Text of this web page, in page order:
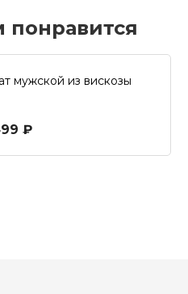
мужской из вискозы
₽